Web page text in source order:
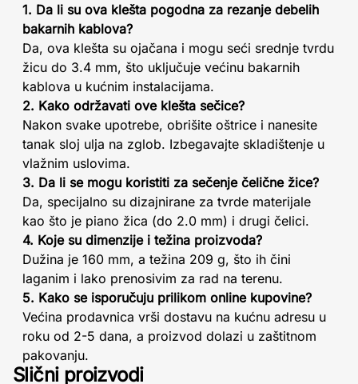
1. Da li su ova klešta pogodna za rezanje debelih
bakarnih kablova?
Da, ova klešta su ojačana i mogu seći srednje tvrdu
žicu do 3.4 mm, što uključuje većinu bakarnih
kablova u kućnim instalacijama.
2. Kako održavati ove klešta sečice?
Nakon svake upotrebe, obrišite oštrice i nanesite
tanak sloj ulja na zglob. Izbegavajte skladištenje u
vlažnim uslovima.
3. Da li se mogu koristiti za sečenje čelične žice?
Da, specijalno su dizajnirane za tvrde materijale
kao što je piano žica (do 2.0 mm) i drugi čelici.
4. Koje su dimenzije i težina proizvoda?
Dužina je 160 mm, a težina 209 g, što ih čini
laganim i lako prenosivim za rad na terenu.
5. Kako se isporučuju prilikom online kupovine?
Većina prodavnica vrši dostavu na kućnu adresu u
roku od 2-5 dana, a proizvod dolazi u zaštitnom
pakovanju.
Slični proizvodi